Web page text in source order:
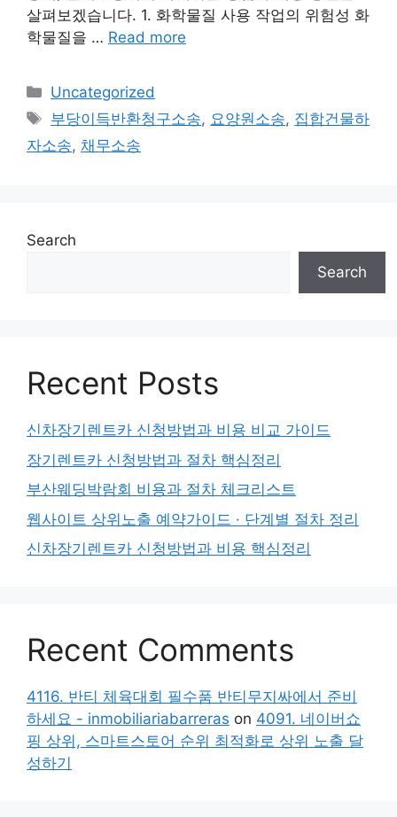
살펴보겠습니다. 1. 화학물질 사용 작업의 위험성 화
학물질을 … Read more
Categories
Uncategorized
Tags
부당이득반환청구소송, 요양원소송, 집합건물하
자소송, 채무소송
Search
Search
Recent Posts
신차장기렌트카 신청방법과 비용 비교 가이드
장기렌트카 신청방법과 절차 핵심정리
부산웨딩박람회 비용과 절차 체크리스트
웹사이트 상위노출 예약가이드 · 단계별 절차 정리
신차장기렌트카 신청방법과 비용 핵심정리
Recent Comments
4116. 반티 체육대회 필수품 반티무지싸에서 준비
하세요 - inmobiliariabarreras on 4091. 네이버쇼
핑 상위, 스마트스토어 순위 최적화로 상위 노출 달
성하기